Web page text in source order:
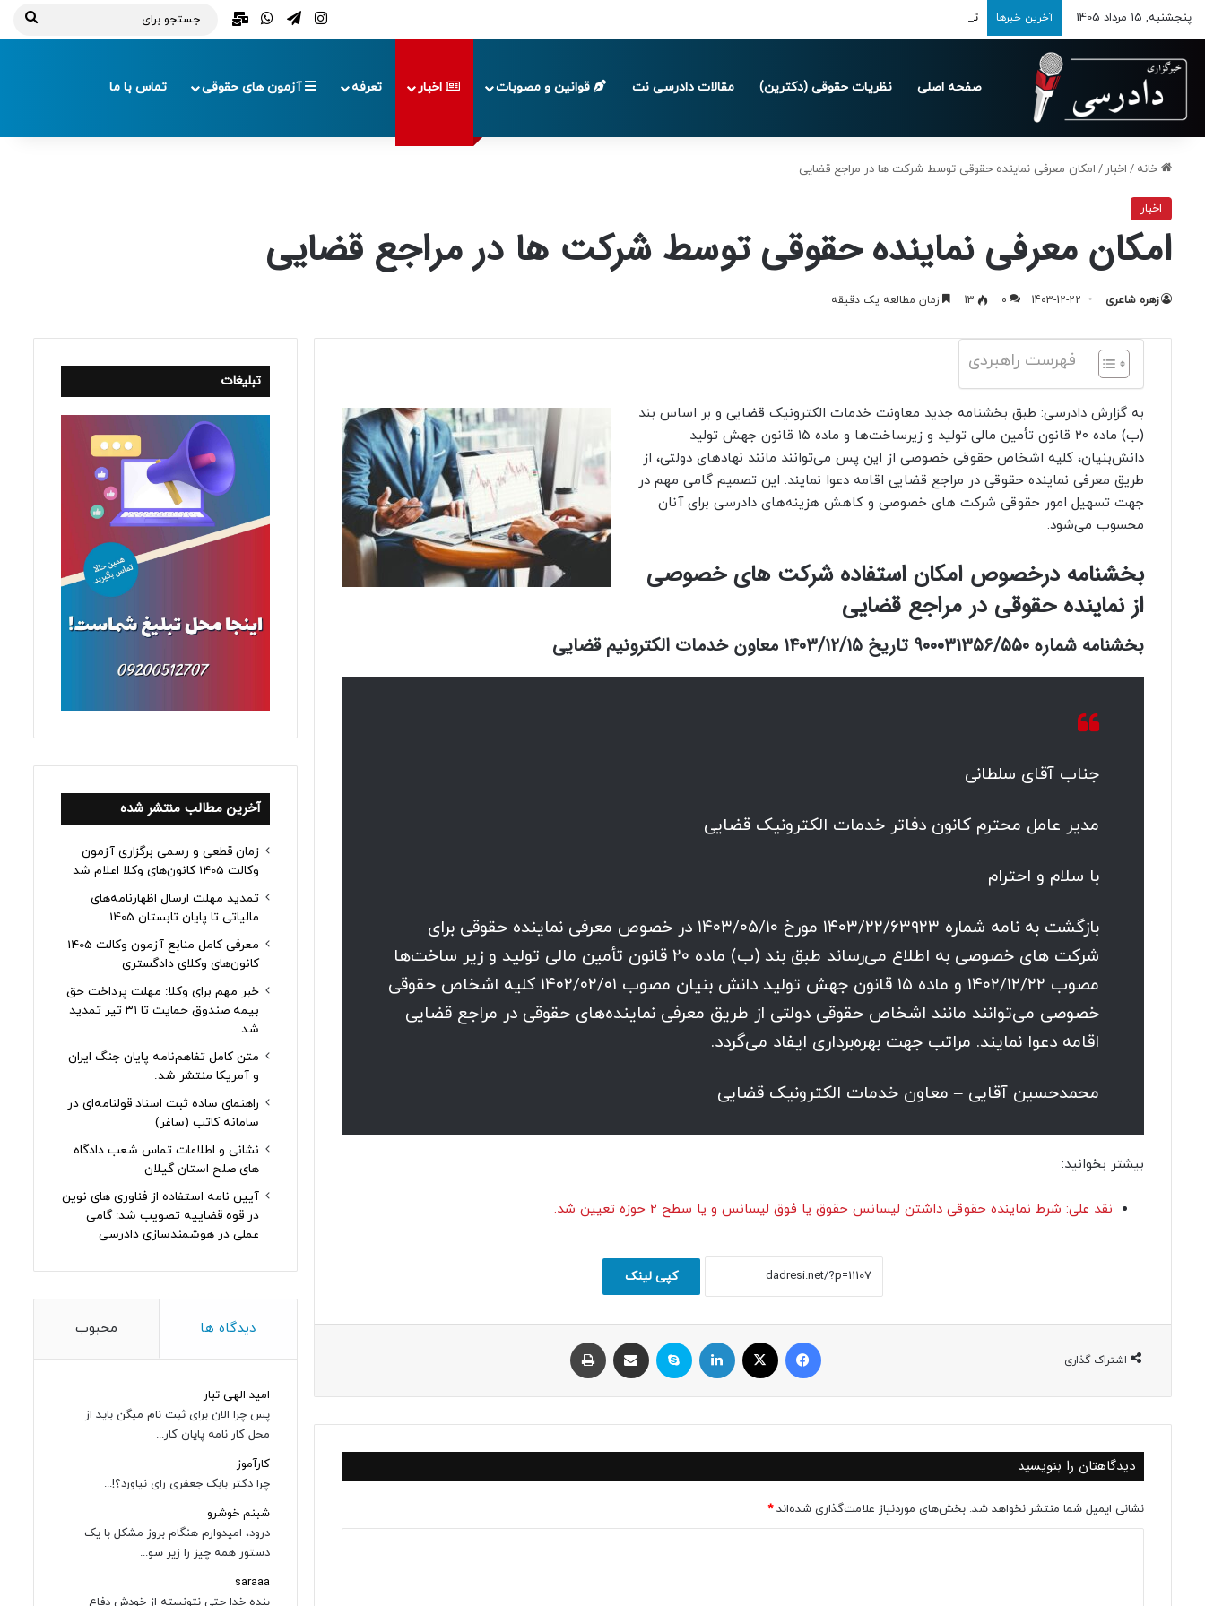
پنجشنبه, 15 مرداد 1405 آخرین خبرها تمدید مهلت ارسال اظهارنامه‌های مالیاتی تا پایان تابستان 1405 اینستاگرام
تلگرامواتس آپ
ایمیل
صفحه اصلی نظریات حقوقی (دکترین) مقالات دادرسی نت قوانین و مصوبات اخبار تعرفه آزمون های حقوقی تماس با ما
خانه / اخبار / امکان معرفی نماینده حقوقی توسط شرکت ها در مراجع قضایی
اخبار
امکان معرفی نماینده حقوقی توسط شرکت ها در مراجع قضایی
زهره شاعری 1403-12-22
0
13 زمان مطالعه یک دقیقه
فهرست راهبردی
به گزارش دادرسی: طبق بخشنامه جدید معاونت خدمات الکترونیک قضایی و بر اساس بند
(ب) ماده ۲۰ قانون تأمین مالی تولید و زیرساخت‌ها و ماده ۱۵ قانون جهش تولید
دانش‌بنیان، کلیه اشخاص حقوقی خصوصی از این پس می‌توانند مانند نهادهای دولتی، از
طریق معرفی نماینده حقوقی در مراجع قضایی اقامه دعوا نمایند. این تصمیم گامی مهم در
جهت تسهیل امور حقوقی شرکت های خصوصی و کاهش هزینه‌های دادرسی برای آنان
محسوب می‌شود.
بخشنامه درخصوص امکان استفاده شرکت های خصوصی
از نماینده حقوقی در مراجع قضایی
بخشنامه شماره ۹۰۰۰۳۱۳۵۶/۵۵۰ تاریخ ۱۴۰۳/۱۲/۱۵ معاون خدمات الکترونیم قضایی
جناب آقای سلطانی
مدیر عامل محترم کانون دفاتر خدمات الکترونیک قضایی
با سلام و احترام
بازگشت به نامه شماره ۱۴۰۳/۲۲/۶۳۹۲۳ مورخ ۱۴۰۳/۰۵/۱۰ در خصوص معرفی نماینده حقوقی برای
شرکت های خصوصی به اطلاع می‌رساند طبق بند (ب) ماده ۲۰ قانون تأمین مالی تولید و زیر ساخت‌ها
مصوب ۱۴۰۲/۱۲/۲۲ و ماده ۱۵ قانون جهش تولید دانش بنیان مصوب ۱۴۰۲/۰۲/۰۱ کلیه اشخاص حقوقی
خصوصی می‌توانند مانند اشخاص حقوقی دولتی از طریق معرفی نماینده‌های حقوقی در مراجع قضایی
اقامه دعوا نمایند. مراتب جهت بهره‌برداری ایفاد می‌گردد.
محمدحسین آقایی – معاون خدمات الکترونیک قضایی
بیشتر بخوانید:
نقد علی: شرط نماینده حقوقی داشتن لیسانس حقوق یا فوق لیسانس و یا سطح 2 حوزه تعیین شد.
کپی لینک
اشتراک گذاری
فیسبوک ایکس لینکداین اسکایپ اشتراک با ایمیل
دیدگاهتان را بنویسید
نشانی ایمیل شما منتشر نخواهد شد. بخش‌های موردنیاز علامت‌گذاری شده‌اند*
تبلیغات
آخرین مطالب منتشر شده
زمان قطعی و رسمی برگزاری آزمون
وکالت 1405 کانون‌های وکلا اعلام شد
تمدید مهلت ارسال اظهارنامه‌های
مالیاتی تا پایان تابستان 1405
معرفی کامل منابع آزمون وکالت 1405
کانون‌های وکلای دادگستری
خبر مهم برای وکلا: مهلت پرداخت حق
بیمه صندوق حمایت تا ۳۱ تیر تمدید
شد.
متن کامل تفاهم‌نامه پایان جنگ ایران
و آمریکا منتشر شد.
راهنمای ساده ثبت اسناد قولنامه‌ای در
سامانه کاتب (ساغر)
نشانی و اطلاعات تماس شعب دادگاه
های صلح استان گیلان
آیین نامه استفاده از فناوری های نوین
در قوه قضاییه تصویب شد: گامی
عملی در هوشمندسازی دادرسی
دیدگاه ها محبوب
امید الهی تبار
پس چرا الان برای ثبت نام میگن باید از
محل کار نامه پایان کار...
کارآموز
چرا دکتر بابک جعفری رای نیاورد؟!...
شبنم خوشرو
درود، امیدوارم هنگام بروز مشکل با یک
دستور همه چیز را زیر سو...
saraaa
بنده خدا حتی نتونسته از خودش دفاع